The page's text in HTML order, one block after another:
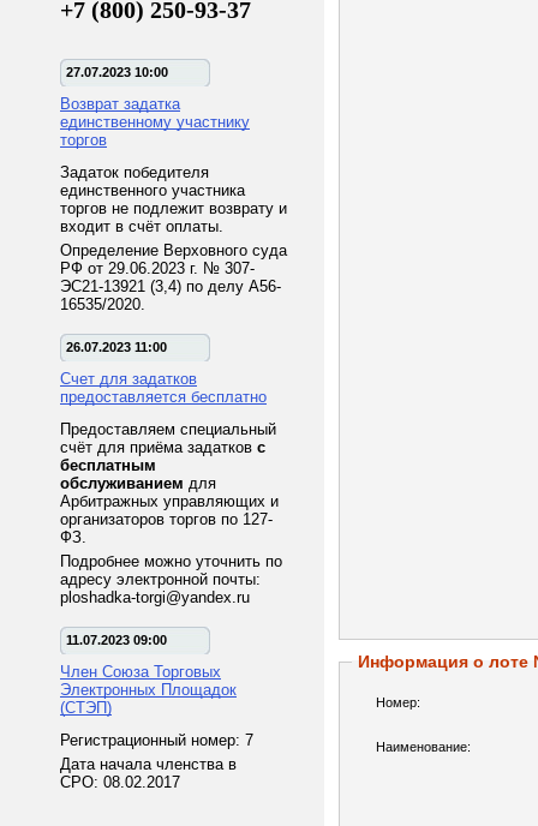
+7 (800) 250-93-37
27.07.2023 10:00
Возврат задатка
единственному участнику
торгов
Задаток победителя
единственного участника
торгов не подлежит возврату и
входит в счёт оплаты.
Определение Верховного суда
РФ от 29.06.2023 г. № 307-
ЭС21-13921 (3,4) по делу А56-
16535/2020.
26.07.2023 11:00
Счет для задатков
предоставляется бесплатно
Предоставляем специальный
счёт для приёма задатков с
бесплатным
обслуживанием для
Арбитражных управляющих и
организаторов торгов по 127-
ФЗ.
Подробнее можно уточнить по
адресу электронной почты:
ploshadka-torgi@yandex.ru
11.07.2023 09:00
Член Союза Торговых
Электронных Площадок
(СТЭП)
Регистрационный номер: 7
Дата начала членства в
СРО: 08.02.2017
Информация о лоте
Номер:
Наименование: